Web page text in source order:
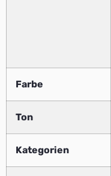
Farbe
Ton
Kategorien